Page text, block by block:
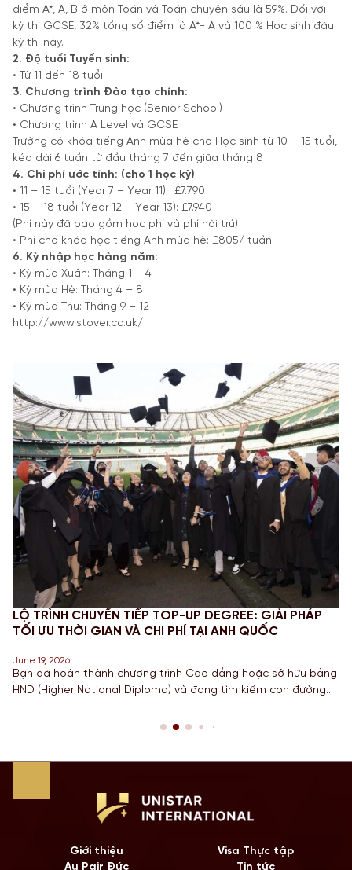
điểm A*, A, B ở môn Toán và Toán chuyên sâu là 59%. Đối với
kỳ thi GCSE, 32% tổng số điểm là A*- A và 100 % Học sinh đậu
kỳ thi này.
2. Độ tuổi Tuyển sinh:
• Từ 11 đến 18 tuổi
3. Chương trình Đào tạo chính:
• Chương trình Trung học (Senior School)
• Chương trình A Level và GCSE
Trường có khóa tiếng Anh mùa hè cho Học sinh từ 10 – 15 tuổi,
kéo dài 6 tuần từ đầu tháng 7 đến giữa tháng 8
4. Chi phí ước tính: (cho 1 học kỳ)
• 11 – 15 tuổi (Year 7 – Year 11) : £7.790
• 15 – 18 tuổi (Year 12 – Year 13): £7.940
(Phí này đã bao gồm học phí và phí nội trú)
• Phí cho khóa học tiếng Anh mùa hè: £805/ tuần
6. Kỳ nhập học hàng năm:
• Kỳ mùa Xuân: Tháng 1 – 4
• Kỳ mùa Hè: Tháng 4 – 8
• Kỳ mùa Thu: Tháng 9 – 12
http://www.stover.co.uk/
LỘ TRÌNH CHUYỂN TIẾP TOP-UP DEGREE: GIẢI PHÁP
TỐI ƯU THỜI GIAN VÀ CHI PHÍ TẠI ANH QUỐC
June 19, 2026
Bạn đã hoàn thành chương trình Cao đẳng hoặc sở hữu bằng
HND (Higher National Diploma) và đang tìm kiếm con đường
Quốc gia có nền giáo dục hàng đầu? Lộ trình chuyển tiếp
Giới thiệu
Visa Thực tập
Au Pair Đức
Tin tức